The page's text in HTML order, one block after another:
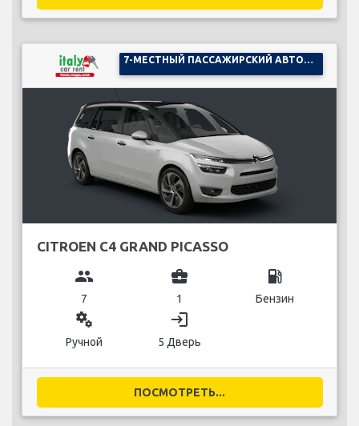
CITROEN C4 GRAND PICASSO
group
7
business_center
1
local_gas_station
Бензин
miscellaneous_services
Ручной
login
5 Дверь
ПОСМОТРЕТЬ...